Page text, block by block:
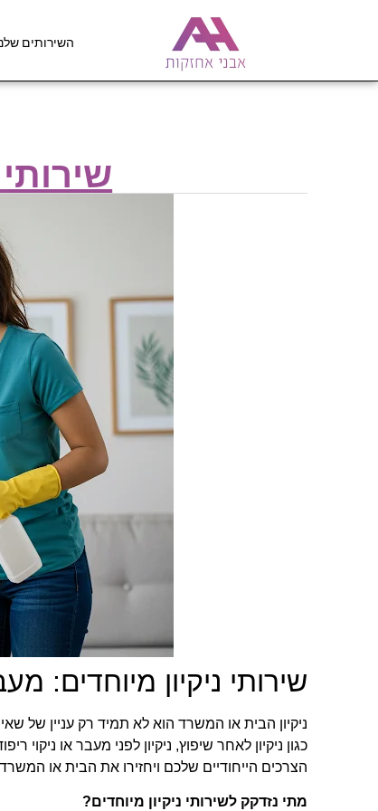
השירותים
שירותי
שירותי ניקיון מיוחדים:
ניקיון הבית או המשרד הוא לא תמיד רק עניין של
כגון ניקיון לאחר שיפוץ, ניקיון לפני מעבר או ניקוי
הצרכים הייחודיים שלכם ויחזירו את הבית או
מתי נזדקק לשירותי ניקיון מיוחדים?